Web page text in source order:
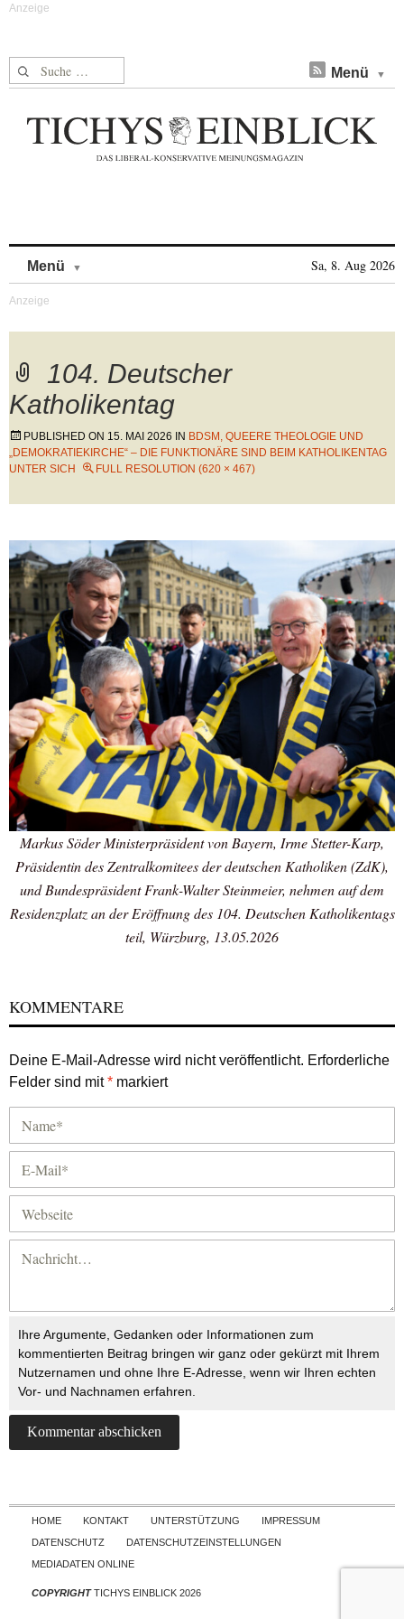
Suche nach: Menü
Menü Sa, 8. Aug 2026
104. Deutscher
Katholikentag
PUBLISHED ON 15. MAI 2026 IN BDSM, QUEERE THEOLOGIE UND
„DEMOKRATIEKIRCHE“ – DIE FUNKTIONÄRE SIND BEIM KATHOLIKENTAG
UNTER SICH
FULL RESOLUTION (620 × 467)
Markus Söder Ministerpräsident von Bayern, Irme Stetter-Karp,
Präsidentin des Zentralkomitees der deutschen Katholiken (ZdK),
und Bundespräsident Frank-Walter Steinmeier, nehmen auf dem
Residenzplatz an der Eröffnung des 104. Deutschen Katholikentags
teil, Würzburg, 13.05.2026
KOMMENTARE
Deine E-Mail-Adresse wird nicht veröffentlicht. Erforderliche
Felder sind mit* markiert
Ihre Argumente, Gedanken oder Informationen zum
kommentierten Beitrag bringen wir ganz oder gekürzt mit Ihrem
Nutzernamen und ohne Ihre E-Adresse, wenn wir Ihren echten
Vor- und Nachnamen erfahren.
Skip to content
HOME KONTAKT UNTERSTÜTZUNG
IMPRESSUM
DATENSCHUTZ
DATENSCHUTZEINSTELLUNGEN
MEDIADATEN ONLINE
COPYRIGHTTICHYS EINBLICK 2026